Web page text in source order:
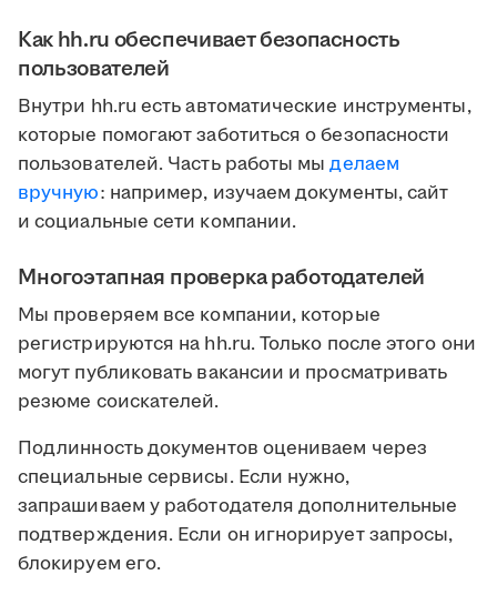
Как hh.ru обеспечивает безопасность
пользователей
Внутри hh.ru есть автоматические инструменты,
которые помогают заботиться о безопасности
пользователей. Часть работы мыделаем
вручную: например, изучаем документы, сайт
и социальные сети компании.
Многоэтапная проверка работодателей
Мы проверяем все компании, которые
регистрируются на hh.ru. Только после этого они
могут публиковать вакансии и просматривать
резюме соискателей.
Подлинность документов оцениваем через
специальные сервисы. Если нужно,
запрашиваем у работодателя дополнительные
подтверждения. Если он игнорирует запросы,
блокируем его.